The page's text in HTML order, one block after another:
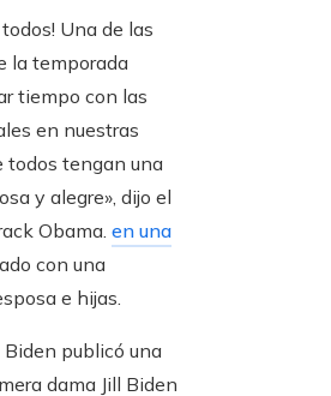
Una de las
la temporada
tiempo con las
en nuestras
todos tengan una
y alegre», dijo el
Obama. en una
con una
e hijas.
Biden publicó una
dama Jill Biden